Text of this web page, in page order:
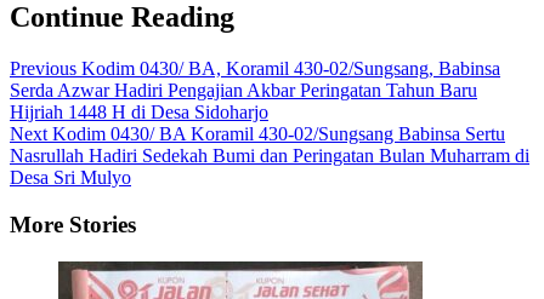
Continue Reading
Previous Kodim 0430/ BA, Koramil 430-02/Sungsang, Babinsa
Serda Azwar Hadiri Pengajian Akbar Peringatan Tahun Baru
Hijriah 1448 H di Desa Sidoharjo
Next Kodim 0430/ BA Koramil 430-02/Sungsang Babinsa Sertu
Nasrullah Hadiri Sedekah Bumi dan Peringatan Bulan Muharram di
Desa Sri Mulyo
More Stories